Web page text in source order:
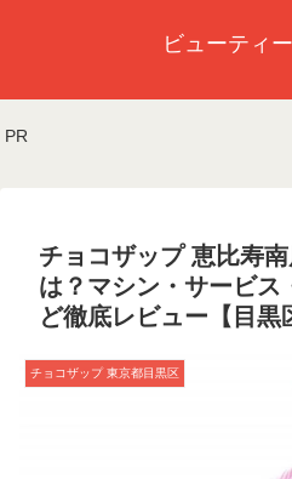
ビューティ
PR
チョコザップ 恵比寿
は？マシン・サービス
ど徹底レビュー【目黒
チョコザップ 東京都目黒区